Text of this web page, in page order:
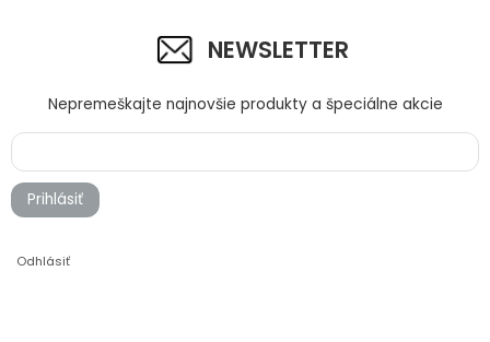
NEWSLETTER
Nepremeškajte najnovšie produkty a špeciálne akcie
Prihlásiť
Odhlásiť